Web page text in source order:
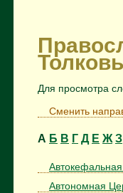
Для просмотра
Сменить
А Б В Г Д Е Ж З
Автономная